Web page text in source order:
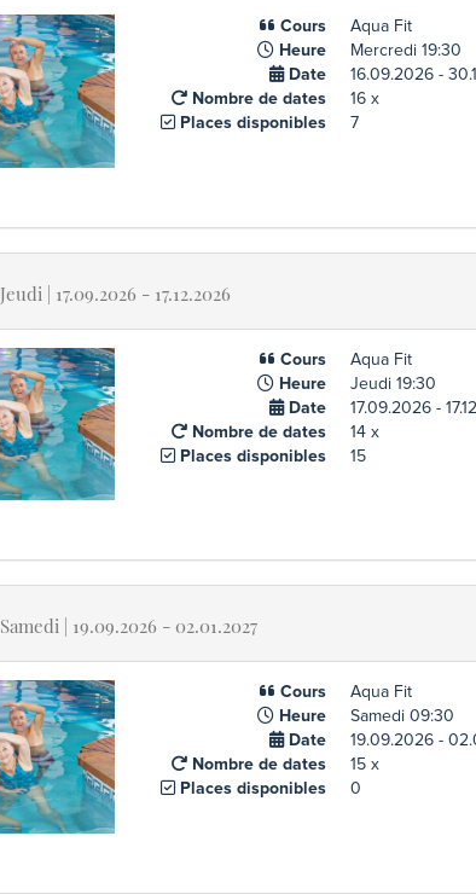
Cours
Aqua Fit
Heure
Mercredi 19:30
Date
16.09.2026 -
Nombre de dates
16 x
Places disponibles
7
Jeudi | 17.09.2026 - 17.12.2026
Cours
Aqua Fit
Heure
Jeudi 19:30
Date
17.09.2026 -
Nombre de dates
14 x
Places disponibles
15
Samedi | 19.09.2026 - 02.01.2027
Cours
Aqua Fit
Heure
Samedi 09:30
Date
19.09.2026 -
Nombre de dates
15 x
Places disponibles
0